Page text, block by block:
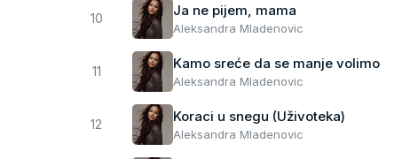
10 Ja ne pijem, mama
Aleksandra Mladenovic
11 Kamo sreće da se manje volimo
Aleksandra Mladenovic
12 Koraci u snegu (Uživoteka)
Aleksandra Mladenovic